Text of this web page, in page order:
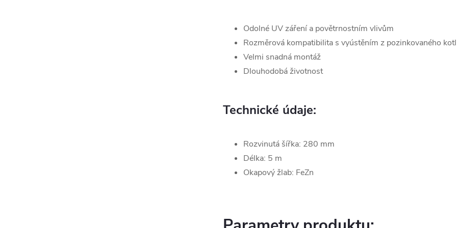
Odolné UV záření a povětrnostním vlivům
Rozměrová kompatibilita s vyústěním z pozinkovaného
Velmi snadná montáž
Dlouhodobá životnost
Technické údaje:
Rozvinutá šířka: 280 mm
Délka: 5 m
Okapový žlab: FeZn